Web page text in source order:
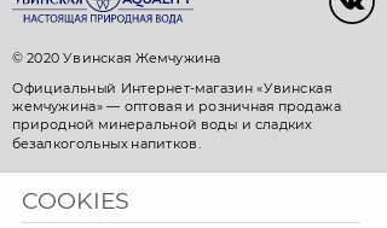
© 2020 Увинская Жемчужина
Официальный Интернет-магазин «Увинская
жемчужина» — оптовая и розничная продажа
природной минеральной воды и сладких
безалкогольных напитков.
+7 843 570-15-15 (Казань)
COOKIES